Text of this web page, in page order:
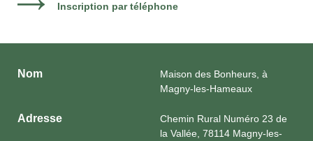
Inscription par téléphone
Nom
Maison des Bonheurs, à
Magny-les-Hameaux
Adresse
Chemin Rural Numéro 23 de
la Vallée, 78114 Magny-les-